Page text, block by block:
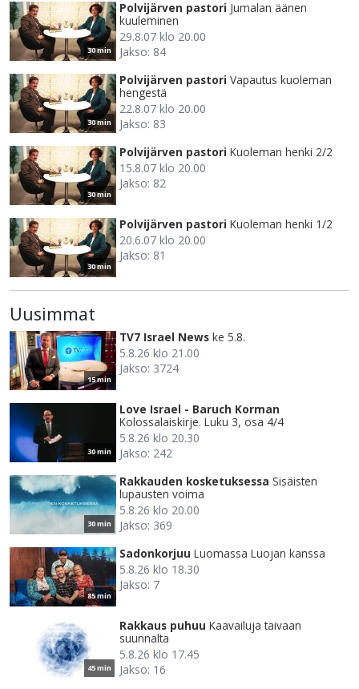
30 min
Polvijärven pastori Jumalan äänen
kuuleminen
29.8.07 klo 20.00
Jakso: 84
30 min
Polvijärven pastori Vapautus kuoleman
hengestä
22.8.07 klo 20.00
Jakso: 83
30 min
Polvijärven pastori Kuoleman henki 2/2
15.8.07 klo 20.00
Jakso: 82
30 min
Polvijärven pastori Kuoleman henki 1/2
20.6.07 klo 20.00
Jakso: 81
Uusimmat
15 min
TV7 Israel News ke 5.8.
5.8.26 klo 21.00
Jakso: 3724
30 min
Love Israel - Baruch Korman
Kolossalaiskirje. Luku 3, osa 4/4
5.8.26 klo 20.30
Jakso: 242
30 min
Rakkauden kosketuksessa Sisäisten
lupausten voima
5.8.26 klo 20.00
Jakso: 369
85 min
Sadonkorjuu Luomassa Luojan kanssa
5.8.26 klo 18.30
Jakso: 7
45 min
Rakkaus puhuu Kaavailuja taivaan
suunnalta
5.8.26 klo 17.45
Jakso: 16